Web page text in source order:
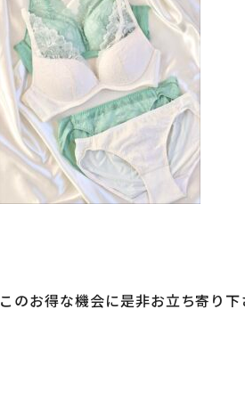
このお得な機会に是非お立ち寄り